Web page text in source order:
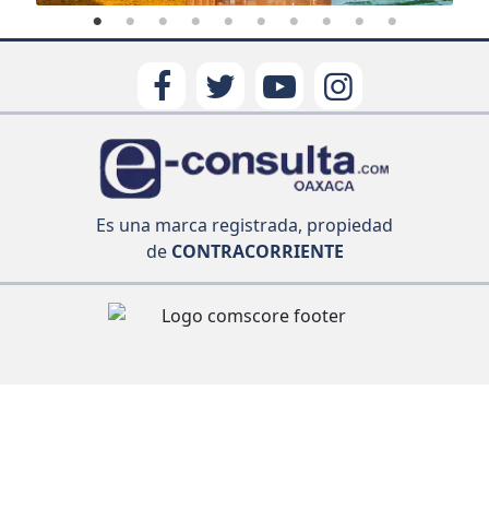
Es una marca registrada, propiedad
deCONTRACORRIENTE